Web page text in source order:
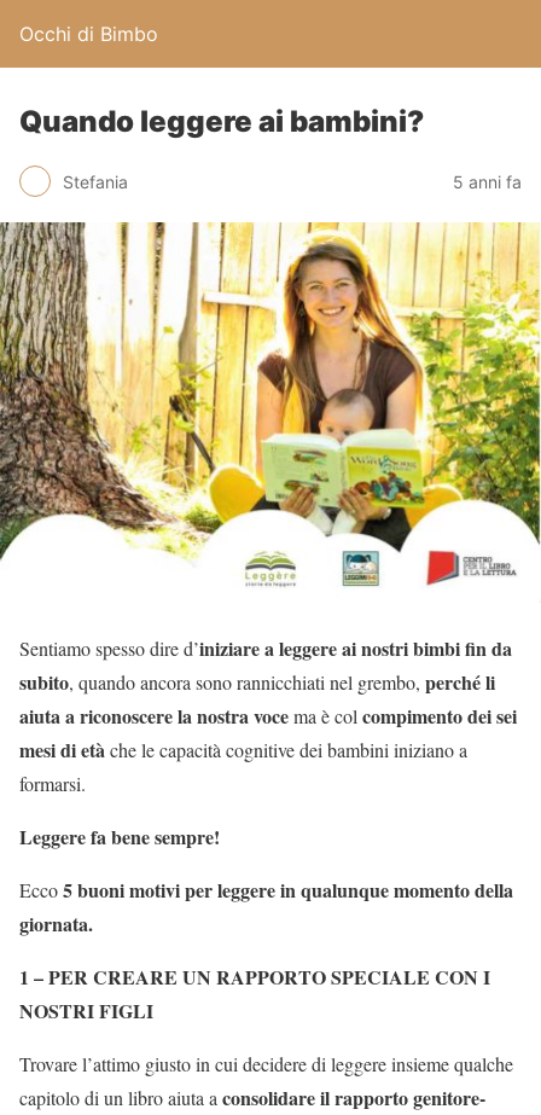
Occhi di Bimbo
Quando leggere ai bambini?
Stefania 5 anni fa
Sentiamo spesso dire d’iniziare a leggere ai nostri bimbi fin da
subito, quando ancora sono rannicchiati nel grembo, perché li
aiuta a riconoscere la nostra vocema è col compimento dei sei
mesi di età che le capacità cognitive dei bambini iniziano a
formarsi.
Leggere fa bene sempre!
Ecco5 buoni motivi per leggere in qualunque momento della
giornata.
1 – PER CREARE UN RAPPORTO SPECIALE CON I
NOSTRI FIGLI
Trovare l’attimo giusto in cui decidere di leggere insieme qualche
capitolo di un libro aiuta a consolidare il rapporto genitore-